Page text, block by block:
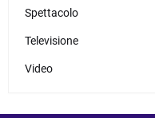
Spettacolo
Televisione
Video